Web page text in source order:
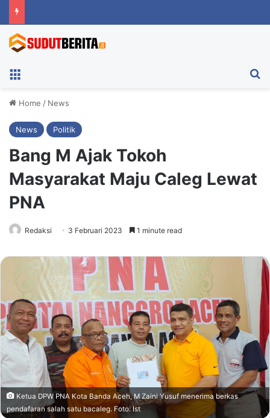
Home / News
News Politik
Bang M Ajak Tokoh
Masyarakat Maju Caleg Lewat
PNA
Redaksi 3 Februari 2023 1 minute read
Ketua DPW PNA Kota Banda Aceh, M Zaini Yusuf menerima berkas
pendafaran salah satu bacaleg. Foto: Ist